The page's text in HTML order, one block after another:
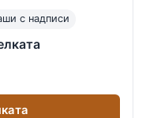
с надписи